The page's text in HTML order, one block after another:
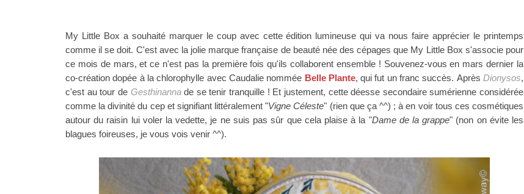
My Little Box a souhaité marquer le coup avec cette édition lumineuse qui va nous faire apprécier le printemps
comme il se doit. C'est avec la jolie marque française de beauté née des cépagesque My Little Box s'associe pour
ce mois de mars, etce n'est pas la première fois qu'ils collaborent ensemble ! Souvenez-vous en mars dernier la
co-création dopée à la chlorophylle avec Caudalie nommée Belle Plante, qui fut un franc succès. Après Dionysos,
c'est au tour de Gesthinannade se tenir tranquille ! Et justement, cette déesse secondaire sumérienne considérée
comme la divinité du cep et signifiant littéralement "Vigne Céleste" (rien que ça ^^) ; à en voir tous ces cosmétiques
autour du raisin lui voler la vedette, je ne suis pas sûr que cela plaise à la "Dame de la grappe" (non on évite les
blagues foireuses, je vous vois venir ^^).